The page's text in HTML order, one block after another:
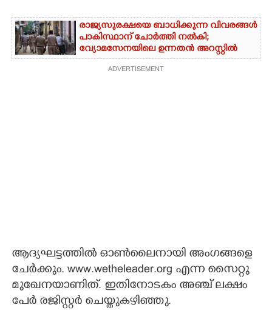
രാജ്യസുരക്ഷയെ ബാധിക്കുന്ന വിവരങ്ങൾ
പാകിസ്ഥാന് ചോ‌ർത്തി നൽകി;
വ്യോമസേനയിലെ ഉന്നതൻ അറസ്റ്റിൽ
ADVERTISEMENT
ആദ്യഘട്ടത്തിൽ ഓൺലൈനായി അംഗങ്ങളെ
ചേർക്കും. www.wetheleader.org എന്ന സൈറ്റു
മുഖേനയാണിത്. ഇതിനോടകം അഞ്ച് ലക്ഷം
പേർ രജിസ്റ്റർ ചെയ്തുകഴിഞ്ഞു.